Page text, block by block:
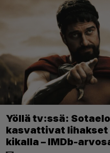
Yöllä tv:ssä:
kasvattivat lihakset
kikalla – IMDb-